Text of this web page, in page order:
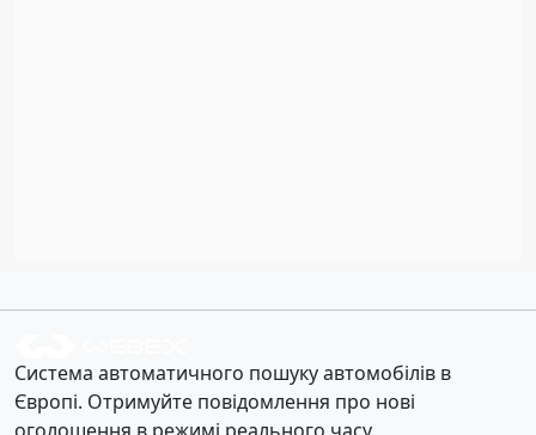
Система автоматичного пошуку автомобілів в
Європі. Отримуйте повідомлення про нові